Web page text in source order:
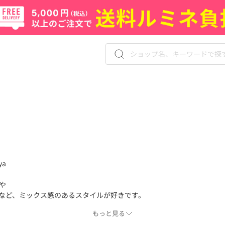
、ミックス感のあるスタイルが好きです。
もっと見る